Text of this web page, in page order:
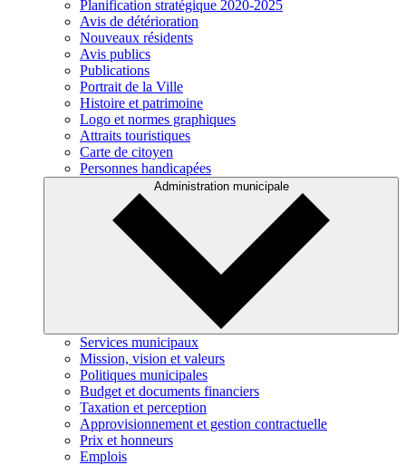
Planification stratégique 2020-2025
Avis de détérioration
Nouveaux résidents
Avis publics
Publications
Portrait de la Ville
Histoire et patrimoine
Logo et normes graphiques
Attraits touristiques
Carte de citoyen
Personnes handicapées
Administration municipale
Services municipaux
Mission, vision et valeurs
Politiques municipales
Budget et documents financiers
Taxation et perception
Approvisionnement et gestion contractuelle
Prix et honneurs
Emplois